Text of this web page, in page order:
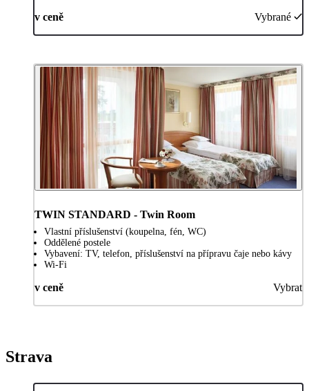
v ceně Vybrané
TWIN STANDARD - Twin Room
Vlastní příslušenství (koupelna, fén, WC)
Oddělené postele
Vybavení: TV, telefon, příslušenství na přípravu čaje nebo kávy
Wi-Fi
v ceně Vybrat
Strava